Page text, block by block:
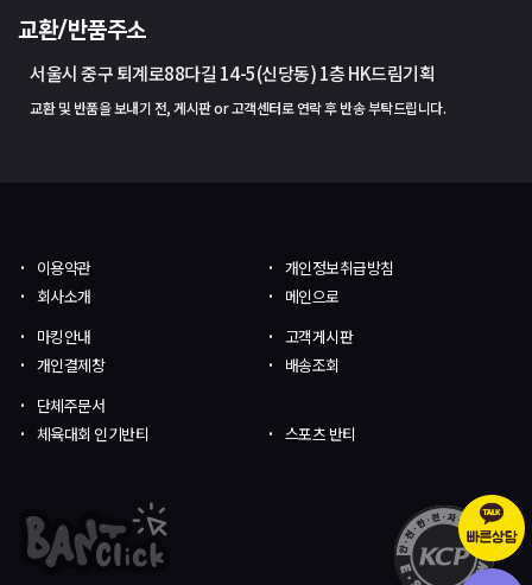
교환/반품주소
서울시 중구 퇴계로88다길 14-5(신당동) 1층 HK드림기획
교환 및 반품을 보내기 전, 게시판 or 고객센터로 연락 후 반송 부탁드립니다.
이용약관
개인정보취급방침
회사소개
메인으로
마킹안내
고객게시판
개인결제창
배송조회
단체주문서
체육대회 인기반티
스포츠 반티